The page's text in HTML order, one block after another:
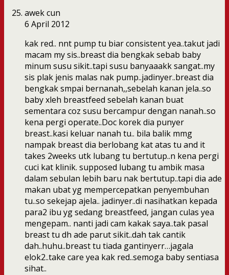
awek cun
6 April 2012
kak red.. nnt pump tu biar consistent yea..takut jadi
macam my sis..breast dia bengkak sebab baby
minum susu sikit..tapi susu banyaaakk sangat..my
sis plak jenis malas nak pump..jadinyer..breast dia
bengkak smpai bernanah,,sebelah kanan jela..so
baby xleh breastfeed sebelah kanan buat
sementara coz susu bercampur dengan nanah..so
kena pergi operate..Doc korek dia punyer
breast..kasi keluar nanah tu.. bila balik mmg
nampak breast dia berlobang kat atas tu and it
takes 2weeks utk lubang tu bertutup..n kena pergi
cuci kat klinik. supposed lubang tu ambik masa
dalam sebulan lebih baru nak bertutup..tapi dia ade
makan ubat yg mempercepatkan penyembuhan
tu..so sekejap ajela.. jadinyer..di nasihatkan kepada
para2 ibu yg sedang breastfeed, jangan culas yea
mengepam.. nanti jadi cam kakak saya..tak pasal
breast tu dh ade parut sikit..dah tak cantik
dah..huhu..breast tu tiada gantinyerr…jagala
elok2..take care yea kak red..semoga baby sentiasa
sihat..